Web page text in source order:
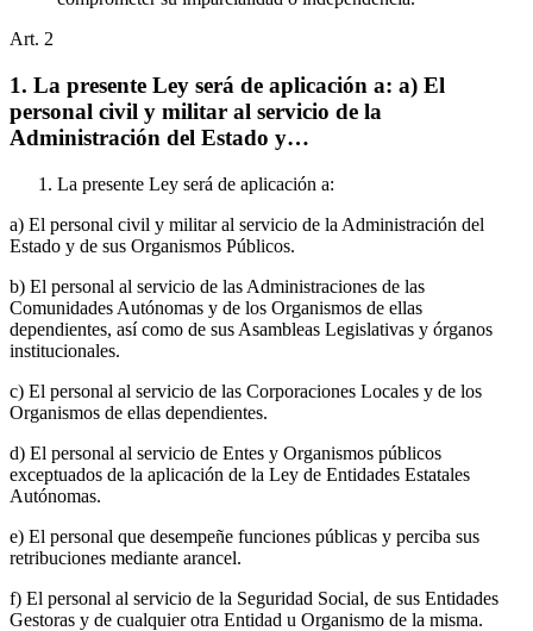
Art. 2
1. La presente Ley será de aplicación a: a) El
personal civil y militar al servicio de la
Administración del Estado y…
La presente Ley será de aplicación a:
a) El personal civil y militar al servicio de la Administración del
Estado y de sus Organismos Públicos.
b) El personal al servicio de las Administraciones de las
Comunidades Autónomas y de los Organismos de ellas
dependientes, así como de sus Asambleas Legislativas y órganos
institucionales.
c) El personal al servicio de las Corporaciones Locales y de los
Organismos de ellas dependientes.
d) El personal al servicio de Entes y Organismos públicos
exceptuados de la aplicación de la Ley de Entidades Estatales
Autónomas.
e) El personal que desempeñe funciones públicas y perciba sus
retribuciones mediante arancel.
f) El personal al servicio de la Seguridad Social, de sus Entidades
Gestoras y de cualquier otra Entidad u Organismo de la misma.